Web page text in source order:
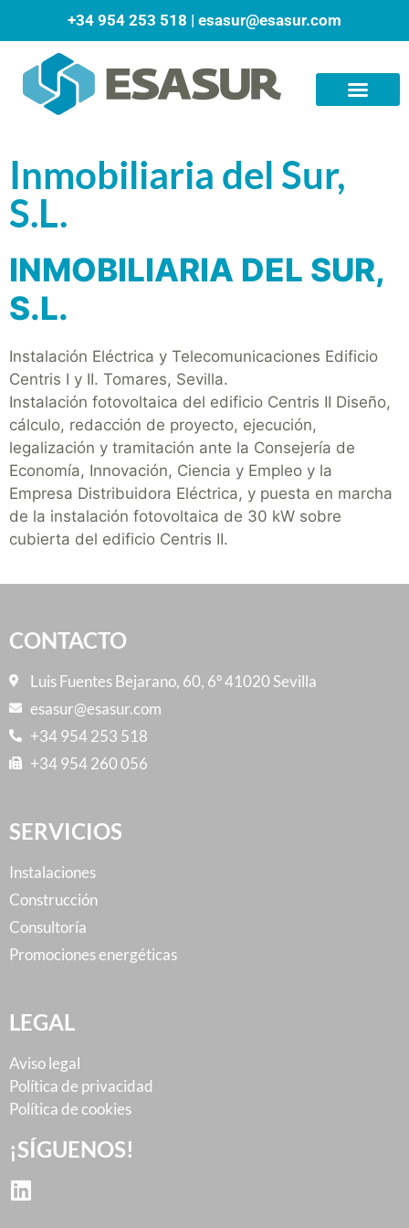
+34 954 253 518 | esasur@esasur.com
Inmobiliaria del Sur,
S.L.
INMOBILIARIA DEL SUR,
S.L.
Instalación Eléctrica y Telecomunicaciones Edificio
Centris I y II. Tomares, Sevilla.
Instalación fotovoltaica del edificio Centris II Diseño,
cálculo, redacción de proyecto, ejecución,
legalización y tramitación ante la Consejería de
Economía, Innovación, Ciencia y Empleo y la
Empresa Distribuidora Eléctrica, y puesta en marcha
de la instalación fotovoltaica de 30 kW sobre
cubierta del edificio Centris II.
CONTACTO
Luis Fuentes Bejarano, 60, 6º 41020 Sevilla
esasur@esasur.com
+34 954 253 518
+34 954 260 056
SERVICIOS
Instalaciones
Construcción
Consultoría
Promociones energéticas
LEGAL
Aviso legal
Política de privacidad
Política de cookies
¡SÍGUENOS!